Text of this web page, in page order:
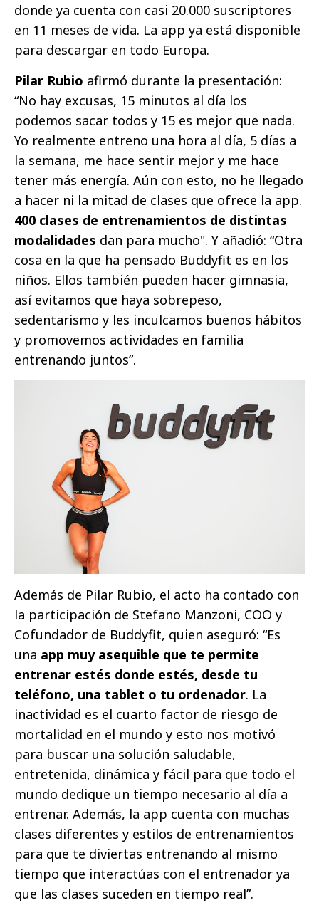
donde ya cuenta con casi 20.000 suscriptores
en 11 meses de vida. La app ya está disponible
para descargar en todo Europa.
Pilar Rubio afirmó durante la presentación:
“No hay excusas, 15 minutos al día los
podemos sacar todos y 15 es mejor que nada.
Yo realmente entreno una hora al día, 5 días a
la semana, me hace sentir mejor y me hace
tener más energía. Aún con esto, no he llegado
a hacer ni la mitad de clases que ofrece la app.
400 clases de entrenamientos de distintas
modalidades dan para mucho". Y añadió: “Otra
cosa en la que ha pensado Buddyfit es en los
niños. Ellos también pueden hacer gimnasia,
así evitamos que haya sobrepeso,
sedentarismo y les inculcamos buenos hábitos
y promovemos actividades en familia
entrenando juntos”.
Además de Pilar Rubio, el acto ha contado con
la participación de Stefano Manzoni, COO y
Cofundador de Buddyfit, quien aseguró: “Es
una app muy asequible que te permite
entrenar estés donde estés, desde tu
teléfono, una tablet o tu ordenador. La
inactividad es el cuarto factor de riesgo de
mortalidad en el mundo y esto nos motivó
para buscar una solución saludable,
entretenida, dinámica y fácil para que todo el
mundo dedique un tiempo necesario al día a
entrenar. Además, la app cuenta con muchas
clases diferentes y estilos de entrenamientos
para que te diviertas entrenando al mismo
tiempo que interactúas con el entrenador ya
que las clases suceden en tiempo real”.